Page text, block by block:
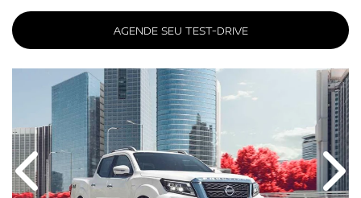
AGENDE SEU TEST-DRIVE
Anterior